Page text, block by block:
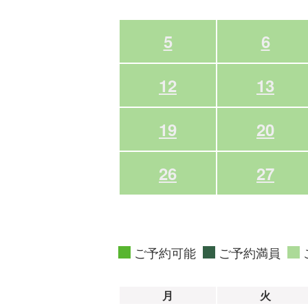
5
6
12
13
19
20
26
27
ご予約可能 ご予約満員
月 火